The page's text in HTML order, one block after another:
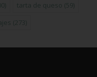
tarta de queso (59)
(273)